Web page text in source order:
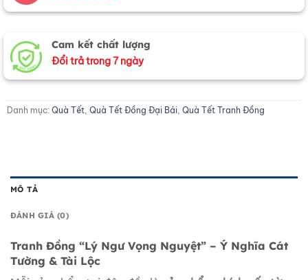
Cam kết chất lượng
Đổi trả trong 7 ngày
Danh mục: Quà Tết, Quà Tết Đồng Đại Bái, Quà Tết Tranh Đồng
MÔ TẢ
ĐÁNH GIÁ (0)
Tranh Đồng “Lý Ngư Vọng Nguyệt” – Ý Nghĩa Cát
Tường & Tài Lộc